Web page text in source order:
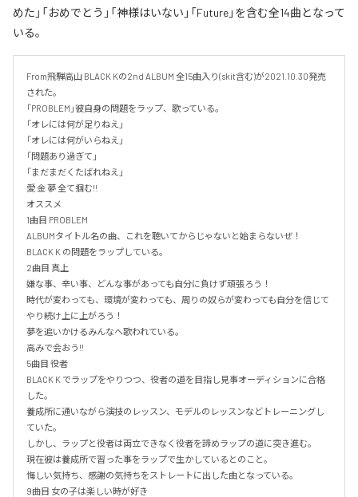
めた」「おめでとう」「神様はいない」「Future」を含む全14曲となって
いる。
From飛騨高山 BLACK Kの2nd ALBUM 全15曲入り(skit含む)が2021.10.30発売
された。
「PROBLEM」彼自身の問題をラップ、歌っている。
「オレには何が足りねえ」
「オレには何がいらねえ」
「問題あり過ぎて」
「まだまだくたばれねえ」
愛 金 夢 全て掴む!!
オススメ
1曲目 PROBLEM
ALBUMタイトル名の曲、これを聴いてからじゃないと始まらないぜ！
BLACK K の問題をラップしている。
2曲目 真上
嫌な事、辛い事、どんな事があっても自分に負けず頑張ろう！
時代が変わっても、環境が変わっても、周りの奴らが変わっても自分を信じて
やり続け上に上がろう！
夢を追いかけるみんなへ歌われている。
高みで会おう!!
5曲目 役者
BLACK K でラップをやりつつ、役者の道を目指し見事オーディションに合格
した。
養成所に通いながら演技のレッスン、モデルのレッスンなどトレーニングし
ていた。
しかし、ラップと役者は両立できなく役者を諦めラップの道に突き進む。
現在彼は養成所で習った事をラップで生かしているとのこと。
悔しい気持ち、感謝の気持ちをストレートに出した曲となっている。
9曲目 女の子は楽しい時が好き